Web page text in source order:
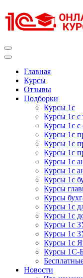
к
содержимому
Главная
Курсы
Отзывы
Подборки
Курсы 1с
Курсы 1с с
Курсы 1с с
Курсы 1с
Курсы 1с
Курсы 1с
Курсы 1с
Курсы 1с
Курсы 1с
Курсы
Курсы
Курсы 1с
Курсы 1с
Курсы 1с
Курсы 1с
Курсы 1с
Курсы 1С-
Новости